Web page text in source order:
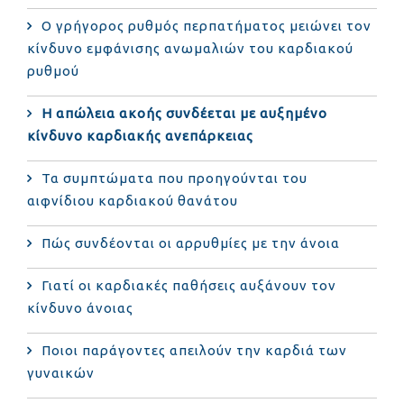
Ο γρήγορος ρυθμός περπατήματος μειώνει τον
κίνδυνο εμφάνισης ανωμαλιών του καρδιακού
ρυθμού
Η απώλεια ακοής συνδέεται με αυξημένο
κίνδυνο καρδιακής ανεπάρκειας
Τα συμπτώματα που προηγούνται του
αιφνίδιου καρδιακού θανάτου
Πώς συνδέονται οι αρρυθμίες με την άνοια
Γιατί οι καρδιακές παθήσεις αυξάνουν τον
κίνδυνο άνοιας
Ποιοι παράγοντες απειλούν την καρδιά των
γυναικών